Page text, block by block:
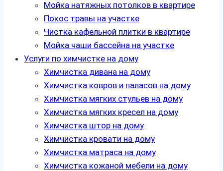
Мойка натяжных потолков в квартире
Покос травы на участке
Чистка кафельной плитки в квартире
Мойка чаши бассейна на участке
Услуги по химчистке на дому
Химчистка дивана на дому
Химчистка ковров и паласов на дому
Химчистка мягких стульев на дому
Химчистка мягких кресел на дому
Химчистка штор на дому
Химчистка кровати на дому
Химчистка матраса на дому
Химчистка кожаной мебели на дому